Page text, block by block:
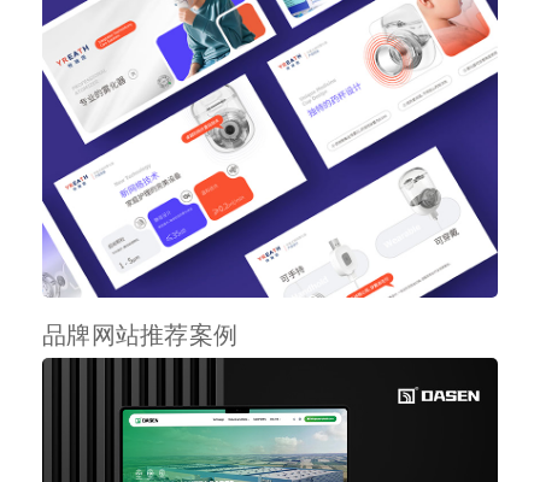
品牌网站推荐案例